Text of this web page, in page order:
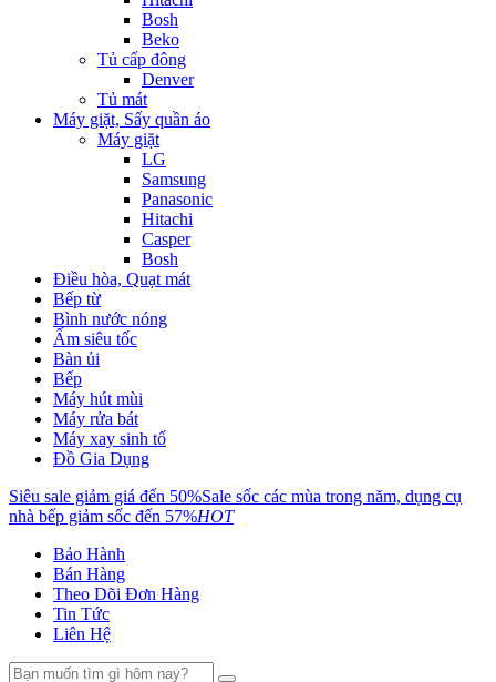
Bosh
Beko
Tủ cấp đông
Denver
Tủ mát
Máy giặt, Sấy quần áo
Máy giặt
LG
Samsung
Panasonic
Hitachi
Casper
Bosh
Điều hòa, Quạt mát
Bếp từ
Bình nước nóng
Ấm siêu tốc
Bàn ủi
Bếp
Máy hút mùi
Máy rửa bát
Máy xay sinh tố
Đồ Gia Dụng
Siêu sale giảm giá đến 50%Sale sốc các mùa trong năm, dụng cụ
nhà bếp giảm sốc đến 57%HOT
Bảo Hành
Bán Hàng
Theo Dõi Đơn Hàng
Tin Tức
Liên Hệ